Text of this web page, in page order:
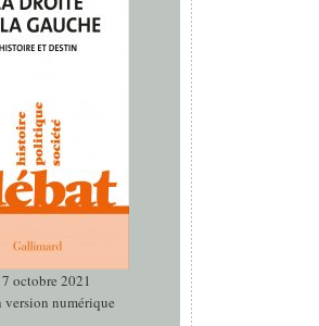
octobre 2021
numérique